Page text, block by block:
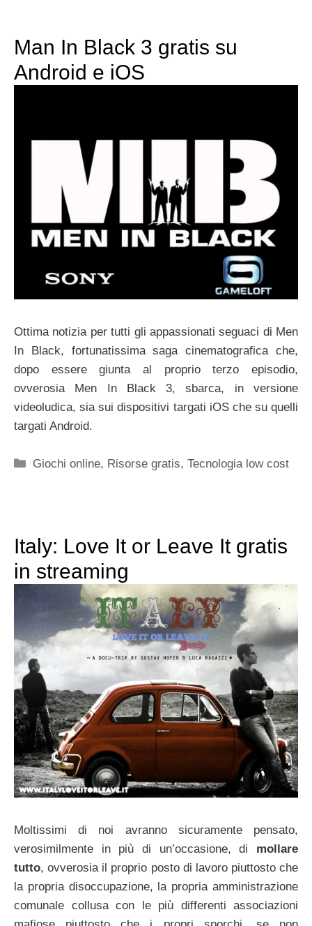
Man In Black 3 gratis su
Android e iOS
Ottima notizia per tutti gli appassionati seguaci di Men
In Black, fortunatissima saga cinematografica che,
dopo essere giunta al proprio terzo episodio,
ovverosia Men In Black 3, sbarca, in versione
videoludica, sia sui dispositivi targati iOS che su quelli
targati Android.
Categorie
Giochi online, Risorse gratis,Tecnologia low cost
Italy: Love It or Leave It gratis
in streaming
Moltissimi di noi avranno sicuramente pensato,
verosimilmente in più di un’occasione, di mollare
tutto, ovverosia il proprio posto di lavoro piuttosto che
la propria disoccupazione, la propria amministrazione
comunale collusa con le più differenti associazioni